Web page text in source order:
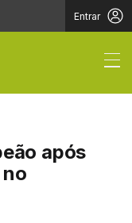
Entrar
se
após